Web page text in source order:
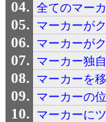
全てのマー
マーカーが
マーカーが
マーカー独
マーカーを
マーカーの
マーカーに